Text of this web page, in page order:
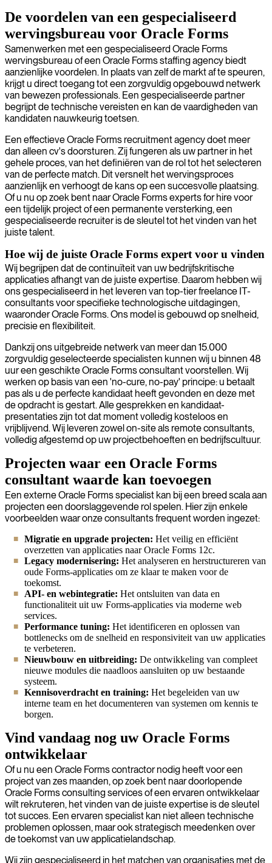
De voordelen van een gespecialiseerd
wervingsbureau voor Oracle Forms
Samenwerken met een gespecialiseerd Oracle Forms
wervingsbureau of een Oracle Forms staffing agency biedt
aanzienlijke voordelen. In plaats van zelf de markt af te speuren,
krijgt u direct toegang tot een zorgvuldig opgebouwd netwerk
van bewezen professionals. Een gespecialiseerde partner
begrijpt de technische vereisten en kan de vaardigheden van
kandidaten nauwkeurig toetsen.
Een effectieve Oracle Forms recruitment agency doet meer
dan alleen cv's doorsturen. Zij fungeren als uw partner in het
gehele proces, van het definiëren van de rol tot het selecteren
van de perfecte match. Dit versnelt het wervingsproces
aanzienlijk en verhoogt de kans op een succesvolle plaatsing.
Of u nu op zoek bent naar Oracle Forms experts for hire voor
een tijdelijk project of een permanente versterking, een
gespecialiseerde recruiter is de sleutel tot het vinden van het
juiste talent.
Hoe wij de juiste Oracle Forms expert voor u vinden
Wij begrijpen dat de continuïteit van uw bedrijfskritische
applicaties afhangt van de juiste expertise. Daarom hebben wij
ons gespecialiseerd in het leveren van top-tier freelance IT-
consultants voor specifieke technologische uitdagingen,
waaronder Oracle Forms. Ons model is gebouwd op snelheid,
precisie en flexibiliteit.
Dankzij ons uitgebreide netwerk van meer dan 15.000
zorgvuldig geselecteerde specialisten kunnen wij u binnen 48
uur een geschikte Oracle Forms consultant voorstellen. Wij
werken op basis van een 'no-cure, no-pay' principe: u betaalt
pas als u de perfecte kandidaat heeft gevonden en deze met
de opdracht is gestart. Alle gesprekken en kandidaat-
presentaties zijn tot dat moment volledig kosteloos en
vrijblijvend. Wij leveren zowel on-site als remote consultants,
volledig afgestemd op uw projectbehoeften en bedrijfscultuur.
Projecten waar een Oracle Forms
consultant waarde kan toevoegen
Een externe Oracle Forms specialist kan bij een breed scala aan
projecten een doorslaggevende rol spelen. Hier zijn enkele
voorbeelden waar onze consultants frequent worden ingezet:
Migratie en upgrade projecten: Het veilig en efficiënt
overzetten van applicaties naar Oracle Forms 12c.
Legacy modernisering: Het analyseren en herstructureren van
oude Forms-applicaties om ze klaar te maken voor de
toekomst.
API- en webintegratie: Het ontsluiten van data en
functionaliteit uit uw Forms-applicaties via moderne web
services.
Performance tuning: Het identificeren en oplossen van
bottlenecks om de snelheid en responsiviteit van uw applicaties
te verbeteren.
Nieuwbouw en uitbreiding: De ontwikkeling van compleet
nieuwe modules die naadloos aansluiten op uw bestaande
systeem.
Kennisoverdracht en training: Het begeleiden van uw
interne team en het documenteren van systemen om kennis te
borgen.
Vind vandaag nog uw Oracle Forms
ontwikkelaar
Of u nu een Oracle Forms contractor nodig heeft voor een
project van zes maanden, op zoek bent naar doorlopende
Oracle Forms consulting services of een ervaren ontwikkelaar
wilt rekruteren, het vinden van de juiste expertise is de sleutel
tot succes. Een ervaren specialist kan niet alleen technische
problemen oplossen, maar ook strategisch meedenken over
de toekomst van uw applicatielandschap.
Wij zijn gespecialiseerd in het matchen van organisaties met de